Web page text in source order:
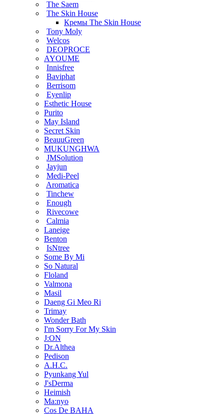
The Saem
The Skin House
Кремы The Skin House
Tony Moly
Welcos
DEOPROCE
AYOUME
Innisfree
Baviphat
Berrisom
Eyenlip
Esthetic House
Purito
May Island
Secret Skin
BeauuGreen
MUKUNGHWA
JMSolution
Jayjun
Medi-Peel
Aromatica
Tinchew
Enough
Rivecowe
Calmia
Laneige
Benton
IsNtree
Some By Mi
So Natural
Floland
Valmona
Masil
Daeng Gi Meo Ri
Trimay
Wonder Bath
I'm Sorry For My Skin
J:ON
Dr.Althea
Pedison
A.H.C.
Pyunkang Yul
J'sDerma
Heimish
Ma:nyo
Cos De BAHA